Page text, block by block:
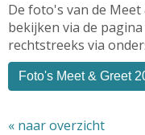
De foto's van de
bekijken via de
rechtstreeks via
Foto's Meet & Greet
« naar overzicht